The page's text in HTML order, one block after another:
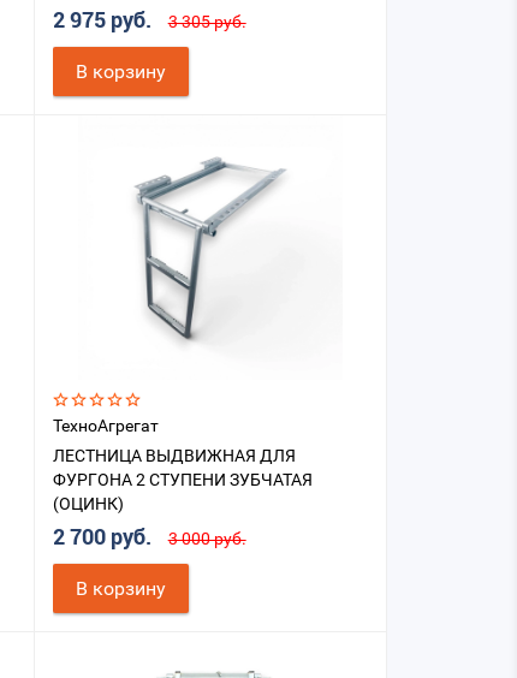
ЦВ.ЧЕРНЫЙ
2 975 руб. 3 305 руб.
В корзину
ТехноАгрегат
ЛЕСТНИЦА ВЫДВИЖНАЯ ДЛЯ
ФУРГОНА 2 СТУПЕНИ ЗУБЧАТАЯ
(ОЦИНК)
2 700 руб. 3 000 руб.
В корзину